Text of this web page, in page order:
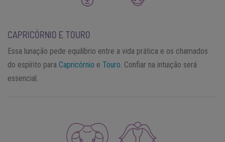
CAPRICÓRNIO E TOURO
Essa lunação pede equilíbrio entre a vida prática e os chamados
do espírito para Capricórnio e Touro. Confiar na intuição será
essencial.